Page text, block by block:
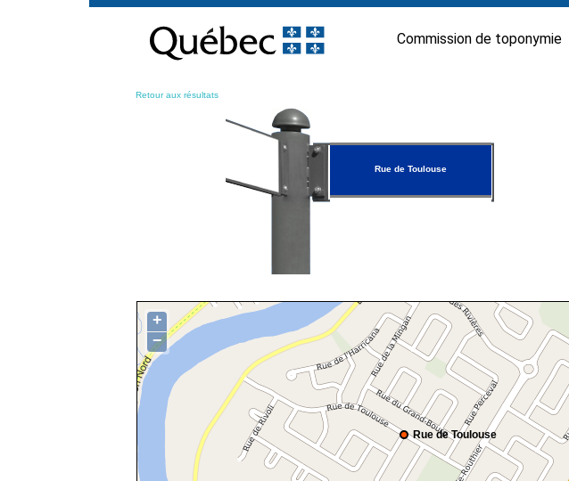
contenu
Commission de toponymie
Retour aux résultats
Rue de Toulouse
Rue de Toulouse
+
−